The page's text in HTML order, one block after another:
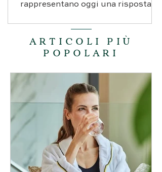
rappresentano oggi una risposta
desidera investire nel proprio
capitale di salute, combinando il
piacere del viaggio con pratiche
benessere duraturo.
ARTICOLI PIÙ
POPOLARI